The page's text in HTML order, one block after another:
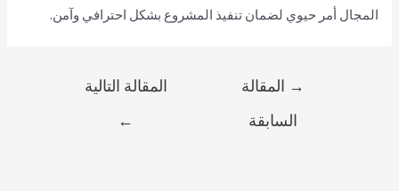
المجال أمر حيوي لضمان تنفيذ المشروع بشكل احترافي وآمن.
→ المقالة
السابقة
المقالة التالية
←